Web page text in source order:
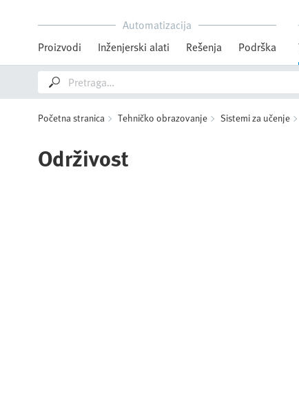
Automatizacija
Proizvodi
Inženjerski alati Rešenja Podrška
Početna stranica Tehničko obrazovanje Sistemi za učenje
Održivost